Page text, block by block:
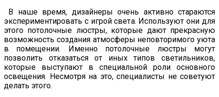
В наше время, дизайнеры очень активно стараются
экспериментировать с игрой света. Используют они для
этого потолочные люстры, которые дают прекрасную
возможность создания атмосферы неповторимого уюта
в помещении. Именно потолочные люстры могут
позволить отказаться от иных типов светильников,
которые выступают в специальной роли основного
освещения. Несмотря на это, специалисты не советуют
делать этого.